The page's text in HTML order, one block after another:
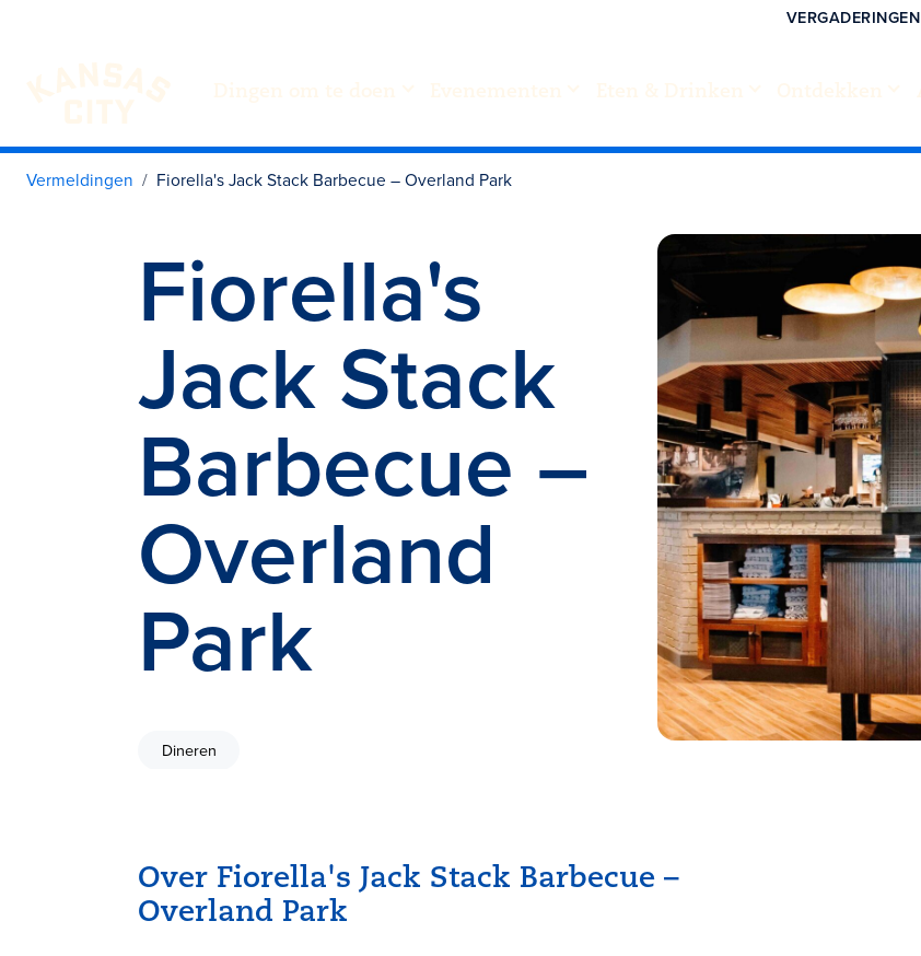
Bezoek KC
VERGADERINGEN
Vermeldingen Fiorella's Jack Stack Barbecue – Overland Park
Fiorella's
Jack Stack
Barbecue –
Overland
Park
Dineren
Over Fiorella's Jack Stack Barbecue –
Overland Park